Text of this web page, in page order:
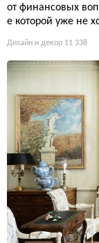
от финансовых
е которой уже не
Дизайн и декор 11 338